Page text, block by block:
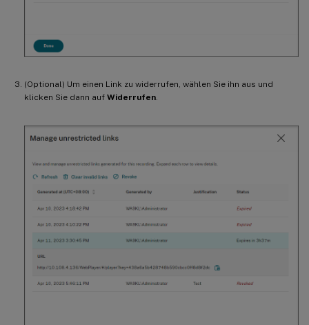
(Optional) Um einen Link zu widerrufen, wählen Sie ihn aus und
klicken Sie dann auf Widerrufen